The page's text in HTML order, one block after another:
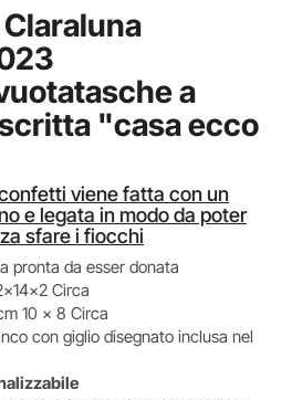
a
"casa ecco
viene fatta con un
e legata in modo da poter
sfare i fiocchi
pronta da esser donata
Circa
10 x 8 Circa
con giglio disegnato inclusa nel